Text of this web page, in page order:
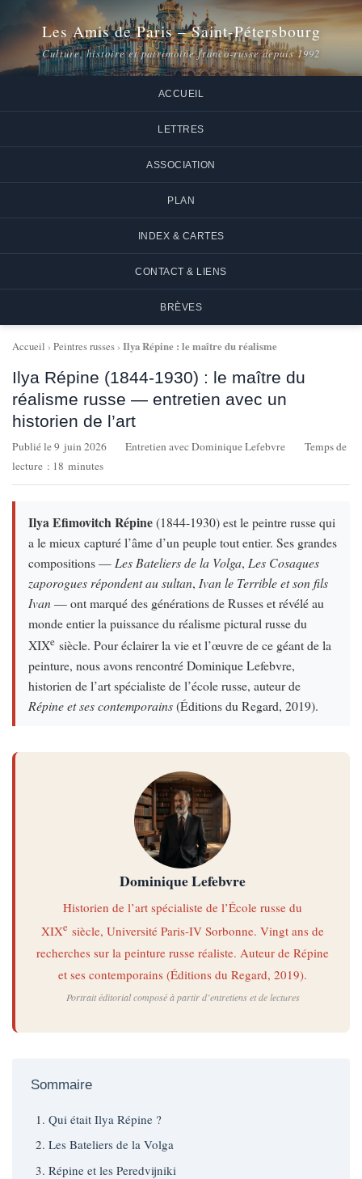
Les Amis de Paris – Saint-Pétersbourg
Culture, histoire et patrimoine franco-russe depuis 1992
ACCUEIL
LETTRES
ASSOCIATION
PLAN
INDEX & CARTES
CONTACT & LIENS
BRÈVES
Accueil › Peintres russes › Ilya Répine : le maître du réalisme
Ilya Répine (1844-1930) : le maître du
réalisme russe — entretien avec un
historien de l’art
Publié le 9 juin 2026 Entretien avec Dominique Lefebvre
Temps de
lecture : 18 minutes
Ilya Efimovitch Répine(1844-1930) est le peintre russe qui
a le mieux capturé l’âme d’un peuple tout entier. Ses grandes
compositions — Les Bateliers de la Volga, Les Cosaques
zaporogues répondent au sultan, Ivan le Terrible et son fils
Ivan— ont marqué des générations de Russes et révélé au
monde entier la puissance du réalisme pictural russe du
XIXesiècle. Pour éclairer la vie et l’œuvre de ce géant de la
peinture, nous avons rencontré Dominique Lefebvre,
historien de l’art spécialiste de l’école russe, auteur de
Répine et ses contemporains(Éditions du Regard, 2019).
Dominique Lefebvre
Historien de l’art spécialiste de l’École russe du
XIXe siècle, Université Paris-IV Sorbonne. Vingt ans de
recherches sur la peinture russe réaliste. Auteur de Répine
et ses contemporains (Éditions du Regard, 2019).
Portrait éditorial composé à partir d’entretiens et de lectures
Sommaire
Qui était Ilya Répine ?
Les Bateliers de la Volga
Répine et les Peredvijniki